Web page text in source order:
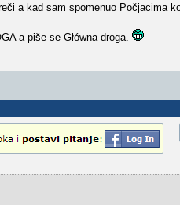
a kad sam spomenuo Počjacima
a piše se Główna droga.